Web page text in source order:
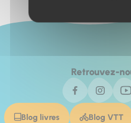
Retrouvez-
Blog livres Blog VTT